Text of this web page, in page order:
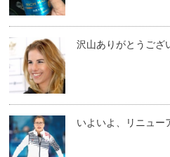
沢山ありがとうござ
いよいよ、リニュー